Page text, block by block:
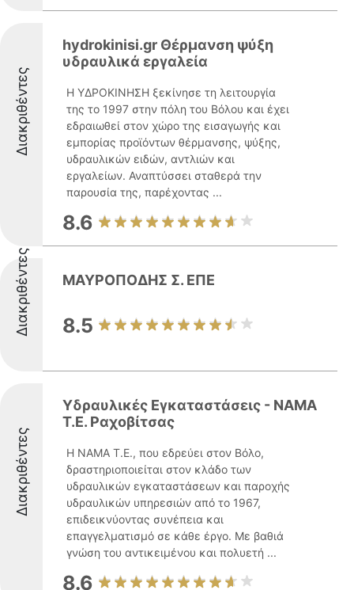
Διακριθέντες
hydrokinisi.gr Θέρμανση ψύξη
υδραυλικά εργαλεία
Η ΥΔΡΟΚΙΝΗΣΗ ξεκίνησε τη λειτουργία
της το 1997 στην πόλη του Βόλου και έχει
εδραιωθεί στον χώρο της εισαγωγής και
εμπορίας προϊόντων θέρμανσης, ψύξης,
υδραυλικών ειδών, αντλιών και
εργαλείων. Αναπτύσσει σταθερά την
παρουσία της, παρέχοντας ...
8.6
Διακριθέντες ΜΑΥΡΟΠΟΔΗΣ Σ. ΕΠΕ
8.5
Διακριθέντες
Υδραυλικές Εγκαταστάσεις - ΝΑΜΑ
Τ.Ε. Ραχοβίτσας
Η ΝΑΜΑ Τ.Ε., που εδρεύει στον Βόλο,
δραστηριοποιείται στον κλάδο των
υδραυλικών εγκαταστάσεων και παροχής
υδραυλικών υπηρεσιών από το 1967,
επιδεικνύοντας συνέπεια και
επαγγελματισμό σε κάθε έργο. Με βαθιά
γνώση του αντικειμένου και πολυετή ...
8.6